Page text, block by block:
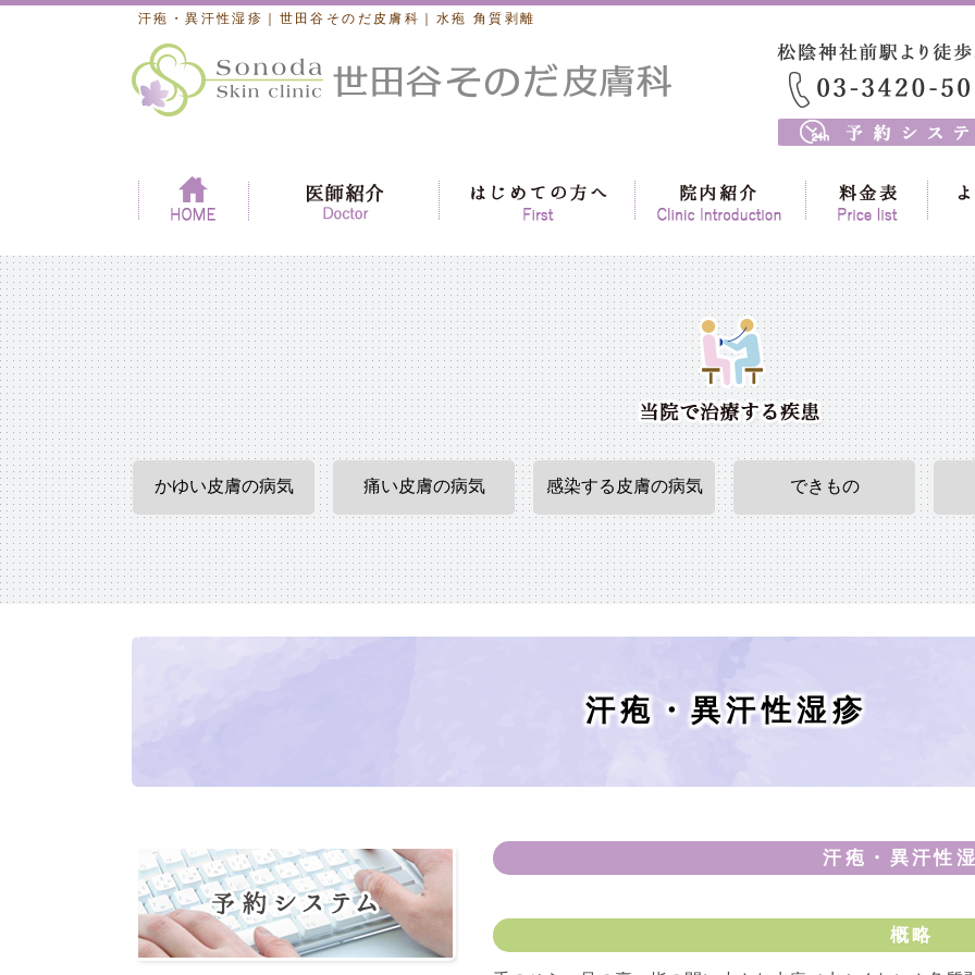
汗疱・異汗性湿疹｜世田谷そのだ皮膚科｜水疱 角質剥離
かゆい皮膚の病気 痛い皮膚の病気 感染する皮膚の病気 できもの
汗疱・異汗性湿疹
汗疱・異汗性
概略